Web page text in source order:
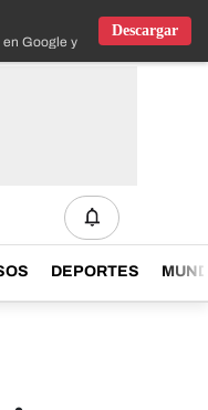
Google y IOS
Descargar
DEPORTES